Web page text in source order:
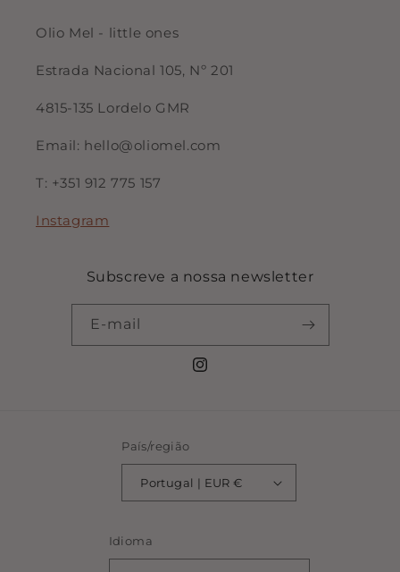
Olio Mel - little ones
Estrada Nacional 105, Nº 201
4815-135 Lordelo GMR
Email: hello@oliomel.com
T: +351 912 775 157
Instagram
Subscreve a nossa newsletter
E-mail
Instagram
País/região
Portugal | EUR €
Idioma